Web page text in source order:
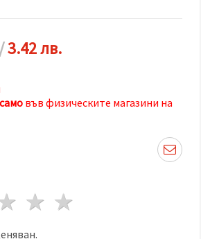
3.42 лв.
само във физическите магазини на
4 звезди
3 звезди
звезди